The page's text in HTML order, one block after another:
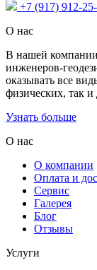
+7 (917) 912-
О нас
В нашей
инженеров-
оказывать все
физических, так
Узнать больше
О нас
О компании
Оплата и
Сервис
Галерея
Блог
Отзывы
Услуги